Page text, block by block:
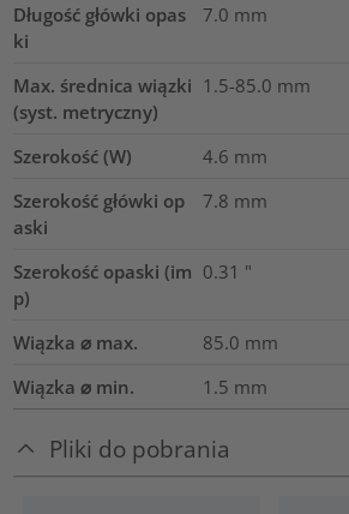
Długość główki opas
ki
7.0 mm
Max. średnica wiązki
(syst. metryczny)
1.5-85.0 mm
Szerokość (W) 4.6 mm
Szerokość główki op
aski
7.8 mm
Szerokość opaski (im
p)
0.31 "
Wiązka ⌀ max. 85.0 mm
Wiązka ⌀ min.
1.5 mm
Pliki do pobrania